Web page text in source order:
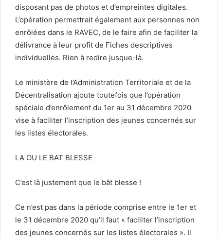
disposant pas de photos et d’empreintes digitales.
L’opération permettrait également aux personnes non
enrôlées dans le RAVEC, de le faire afin de faciliter la
délivrance à leur profit de Fiches descriptives
individuelles. Rien à redire jusque-là.
Le ministère de l’Administration Territoriale et de la
Décentralisation ajoute toutefois que l’opération
spéciale d’enrôlement du 1er au 31 décembre 2020
vise à faciliter l’inscription des jeunes concernés sur
les listes électorales.
LA OU LE BAT BLESSE
C’est là justement que le bât blesse !
Ce n’est pas dans la période comprise entre le 1er et
le 31 décembre 2020 qu’il faut « faciliter l’inscription
des jeunes concernés sur les listes électorales ». Il